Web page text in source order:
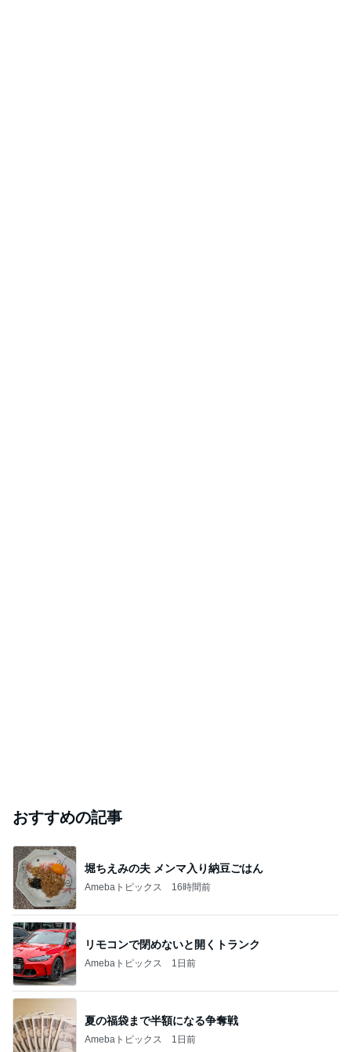
おすすめの記事
堀ちえみの夫 メンマ入り納豆ごはん
Amebaトピックス 16時間前
リモコンで閉めないと開くトランク
Amebaトピックス 1日前
夏の福袋まで半額になる争奪戦
Amebaトピックス 1日前